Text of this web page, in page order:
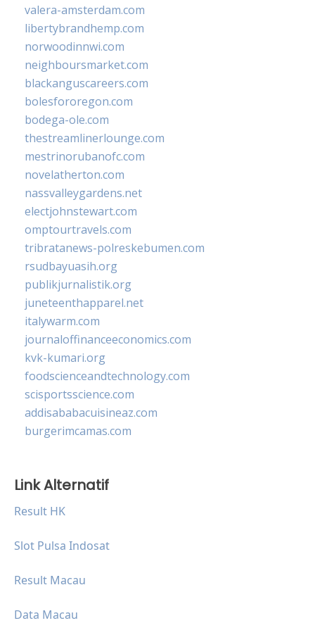
valera-amsterdam.com
libertybrandhemp.com
norwoodinnwi.com
neighboursmarket.com
blackanguscareers.com
bolesfororegon.com
bodega-ole.com
thestreamlinerlounge.com
mestrinorubanofc.com
novelatherton.com
nassvalleygardens.net
electjohnstewart.com
omptourtravels.com
tribratanews-polreskebumen.com
rsudbayuasih.org
publikjurnalistik.org
juneteenthapparel.net
italywarm.com
journaloffinanceeconomics.com
kvk-kumari.org
foodscienceandtechnology.com
scisportsscience.com
addisababacuisineaz.com
burgerimcamas.com
Link Alternatif
Result HK
Slot Pulsa Indosat
Result Macau
Data Macau